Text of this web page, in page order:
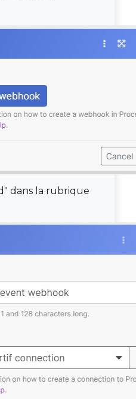
dans la rubrique